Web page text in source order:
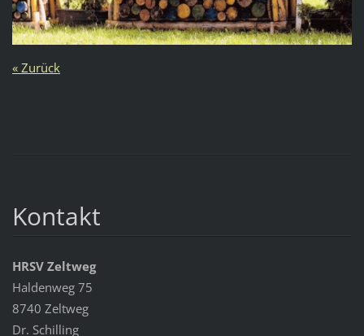
« Zurück
Kontakt
HRSV Zeltweg
Haldenweg 75
8740 Zeltweg
Dr. Schilling